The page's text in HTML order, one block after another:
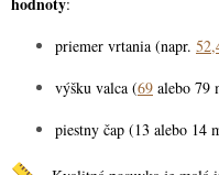
priemer vrtania (napr.
výšku valca (69 alebo 79
piestny čap (13 alebo 14